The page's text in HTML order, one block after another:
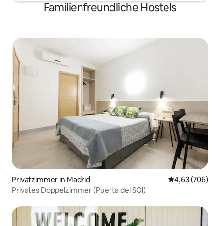
Familienfreundliche Hostels
Privatzimmer in Madrid
4,63 (706)
Privates Doppelzimmer (Puerta del SOl)